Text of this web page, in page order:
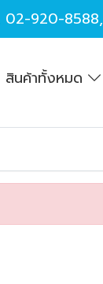
02-920-8588,
สินค้าทั้งหมด